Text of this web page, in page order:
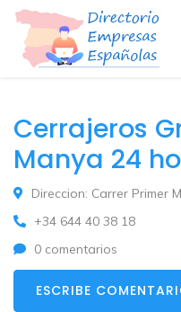
Cerrajeros
Manya 24
Direccion: Carrer Primer
+34 644 40 38 18
0 comentarios
ESCRIBE